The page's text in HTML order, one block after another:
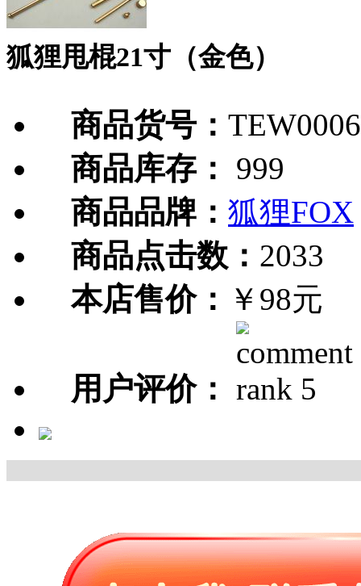
狐狸甩棍21寸（金色）
商品货号：
商品库存：
999
商品品牌： 狐狸FOX
商品点击数： 2033
本店售价： ￥98元
用户评价：